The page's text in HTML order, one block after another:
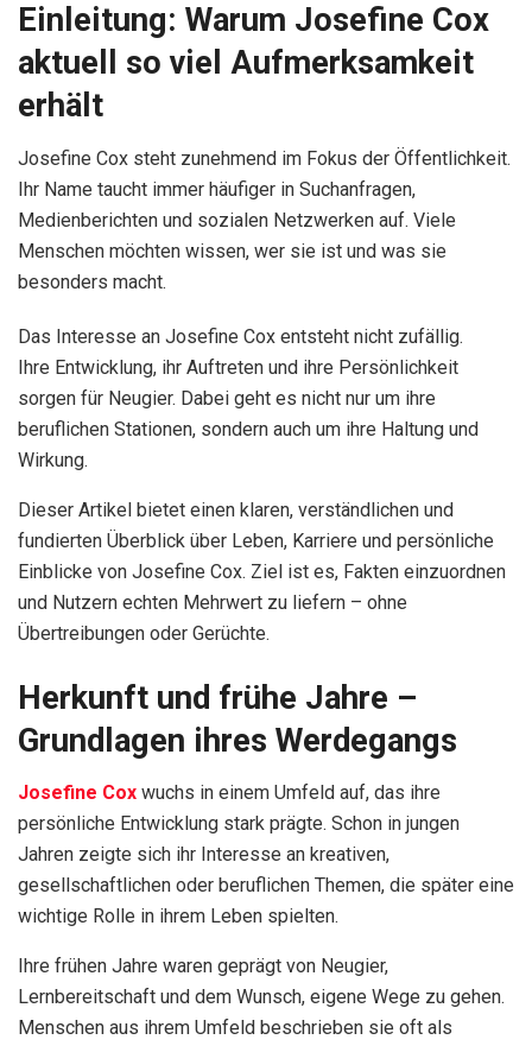
Einleitung: Warum Josefine Cox
aktuell so viel Aufmerksamkeit
erhält
Josefine Cox steht zunehmend im Fokus der Öffentlichkeit.
Ihr Name taucht immer häufiger in Suchanfragen,
Medienberichten und sozialen Netzwerken auf. Viele
Menschen möchten wissen, wer sie ist und was sie
besonders macht.
Das Interesse an Josefine Cox entsteht nicht zufällig.
Ihre Entwicklung, ihr Auftreten und ihre Persönlichkeit
sorgen für Neugier. Dabei geht es nicht nur um ihre
beruflichen Stationen, sondern auch um ihre Haltung und
Wirkung.
Dieser Artikel bietet einen klaren, verständlichen und
fundierten Überblick über Leben, Karriere und persönliche
Einblicke von Josefine Cox. Ziel ist es, Fakten einzuordnen
und Nutzern echten Mehrwert zu liefern – ohne
Übertreibungen oder Gerüchte.
Herkunft und frühe Jahre –
Grundlagen ihres Werdegangs
Josefine Cox wuchs in einem Umfeld auf, das ihre
persönliche Entwicklung stark prägte. Schon in jungen
Jahren zeigte sich ihr Interesse an kreativen,
gesellschaftlichen oder beruflichen Themen, die später eine
wichtige Rolle in ihrem Leben spielten.
Ihre frühen Jahre waren geprägt von Neugier,
Lernbereitschaft und dem Wunsch, eigene Wege zu gehen.
Menschen aus ihrem Umfeld beschrieben sie oft als